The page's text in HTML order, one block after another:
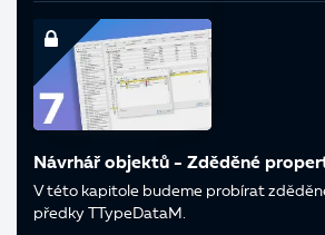
Návrhář objektů - Zděděné
V této kapitole budeme probírat
předky TTypeDataM.